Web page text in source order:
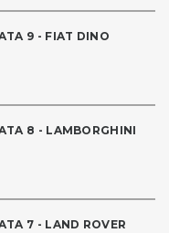
9 - FIAT DINO
8 - LAMBORGHINI
7 - LAND ROVER